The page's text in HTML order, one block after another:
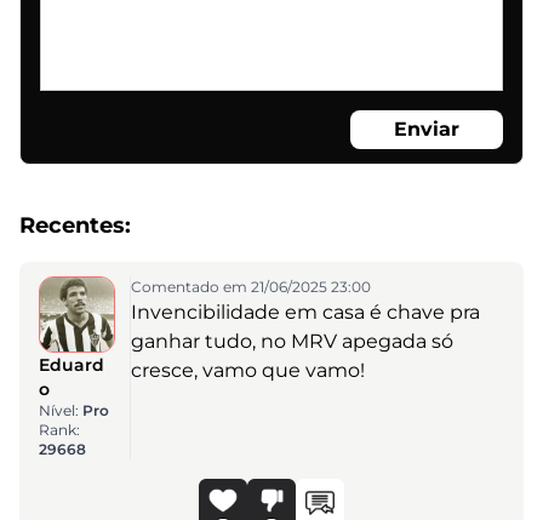
Enviar
Recentes:
Eduard
o
Nível: Pro
Rank:
29668
Comentado em 21/06/2025 23:00
Invencibilidade em casa é chave pra
ganhar tudo, no MRV apegada só
cresce, vamo que vamo!